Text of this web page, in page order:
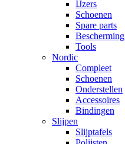
IJzers
Schoenen
Spare parts
Bescherming
Tools
Nordic
Compleet
Schoenen
Onderstellen
Accessoires
Bindingen
Slijpen
Slijptafels